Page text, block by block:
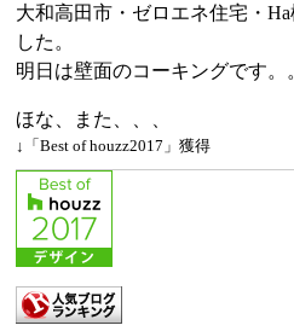
大和高田市・ゼロエネ住宅・
した。
明日は壁面のコーキングです。
ほな、また、、、
↓「Best of houzz2017」獲得